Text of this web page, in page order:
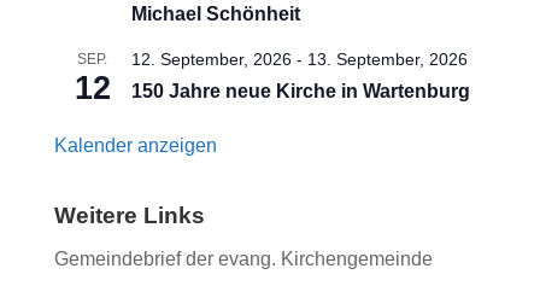
Michael Schönheit
SEP.
12
12. September, 2026- 13. September, 2026
150 Jahre neue Kirche in Wartenburg
Kalender anzeigen
Weitere Links
Gemeindebrief der evang. Kirchengemeinde